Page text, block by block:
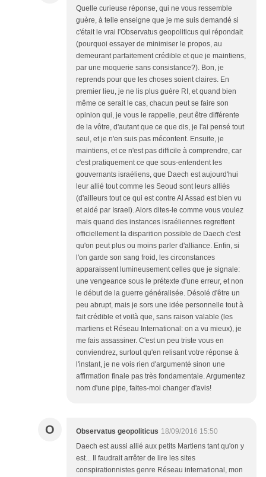
Quelle curieuse réponse, qui ne vous ressemble
guère, à telle enseigne que je me suis demandé si
c'était le vrai l'Observatus geopoliticus qui répondait
(pourquoi essayer de minimiser le propos, au
demeurant parfaitement crédible et que je maintiens,
par une moquerie sans consistance?). Bon, je
reprends pour que les choses soient claires. En
premier lieu, je ne lis plus guère RI, et quand bien
même ce serait le cas, chacun peut se faire son
opinion qui, je vous le rappelle, peut être différente
de la vôtre, d'autant que ce que dis, je l'ai pensé tout
seul, et je n'en suis pas mécontent. Ensuite, je
maintiens, et ce n'est pas difficile à comprendre, car
c'est pratiquement ce que sous-entendent les
gouvernants israéliens, que Daech est aujourd'hui
leur allié tout comme les Seoud sont leurs alliés
(d'ailleurs tout ce qui est contre Al Assad est bien vu
et aidé par Israel). Alors dites-le comme vous voulez
mais quand des instances israéliennes regrettent
officiellement la disparition possible de Daech c'est
qu'on peut plus ou moins parler d'alliance. Enfin, si
l'on garde son sang froid, les circonstances
apparaissent lumineusement celles que je signale:
une vengeance sous le prétexte d'une erreur, et non
le début de la guerre généralisée. Désolé d'être un
peu abrupt, mais je sors une idée personnelle tout à
fait crédible et voilà que, sans raison valable (les
martiens et Réseau International: on a vu mieux), je
me fais assassiner. C'est un peu triste vous en
conviendrez, surtout qu'en relisant votre réponse à
l'instant, je ne vois rien d'argumenté sinon une
affirmation finale pas très fondamentale. Argumentez
nom d'une pipe, faites-moi changer d'avis!
O Observatus geopoliticus 18/09/2016 15:50
Daech est aussi allié aux petits Martiens tant qu'on y
est... Il faudrait arrêter de lire les sites
conspirationnistes genre Réseau international, mon